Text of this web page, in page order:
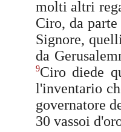
molti altri
Ciro, da
Signore,
da
9Ciro diede
l'inventario
governatore
30 vassoi